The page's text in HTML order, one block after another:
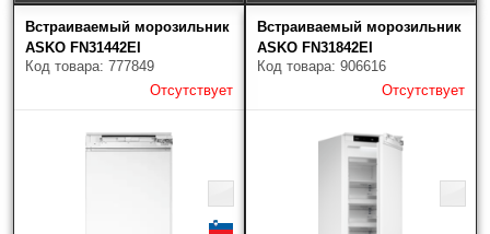
Zigmund & Shtain
Встраиваемый морозильник
ASKO FN31442EI
Код товара: 777849
Отсутствует
Встраиваемый морозильник
ASKO FN31842EI
Код товара: 906616
Отсутствует